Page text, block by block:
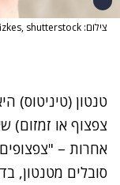
צילום: fizkes, shutterstock
טנטון (טיניטוס)
צפצוף או זמזום)
סובלים מטנטון,